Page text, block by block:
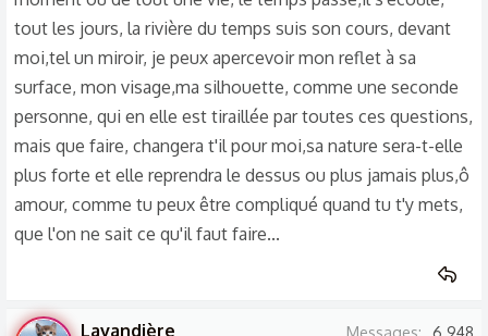
tout les jours, la rivière du temps suis son cours, devant
moi,tel un miroir, je peux apercevoir mon reflet à sa
surface, mon visage,ma silhouette, comme une seconde
personne, qui en elle est tiraillée par toutes ces questions,
mais que faire, changera t'il pour moi,sa nature sera-t-elle
plus forte et elle reprendra le dessus ou plus jamais plus,ô
amour, comme tu peux être compliqué quand tu t'y mets,
que l'on ne sait ce qu'il faut faire...
Lavandière Messages
6 948